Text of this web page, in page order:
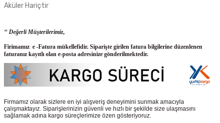
Aküler Hariçtir
‘‘ Değerli Müşterilerimiz,
Firimamız e -Fatura mükellefidir. Siparişte girilen fatura bilgilerine düzenlenen
faturanız kayıtlı olan e-posta adresinize gönderilmektedir.
Firmamız olarak sizlere en iyi alışveriş deneyimini sunmak amacıyla
çalışmaktayız. Siparişlerinizin güvenli ve hızlı bir şekilde size ulaşmasını
sağlamak adına kargo süreçlerimize özen gösteriyoruz.